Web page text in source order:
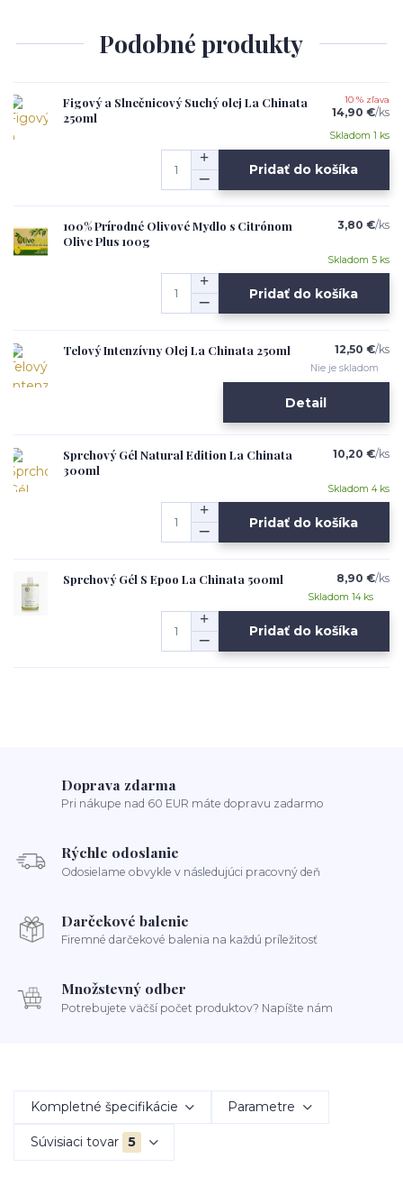
Podobné produkty
Figový a Slnečnicový Suchý olej La Chinata
250ml
10 % zľava
14,90 €/ks
Skladom 1 ks
Pridať do košíka
100% Prírodné Olivové Mydlo s Citrónom
Olive Plus 100g
3,80 €/ks
Skladom 5 ks
Pridať do košíka
Telový Intenzívny Olej La Chinata 250ml 12,50 €/ks
Nie je skladom
Detail
Sprchový Gél Natural Edition La Chinata
300ml
10,20 €/ks
Skladom 4 ks
Pridať do košíka
Sprchový Gél S Epoo La Chinata 500ml 8,90 €/ks
Skladom 14 ks
Pridať do košíka
Doprava zdarma
Pri nákupe nad 60 EUR máte dopravu zadarmo
Rýchle odoslanie
Odosielame obvykle v následujúci pracovný deň
Darčekové balenie
Firemné darčekové balenia na každú príležitosť
Množstevný odber
Potrebujete väčší počet produktov? Napíšte nám
Kompletné špecifikácie Parametre
Súvisiaci tovar 5